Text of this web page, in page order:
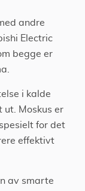
andre
Electric
begge er
i kalde
ut. Moskus er
for det
effektivt
av smarte